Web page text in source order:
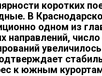
коротких
В
одном из
направлений, число
к южным